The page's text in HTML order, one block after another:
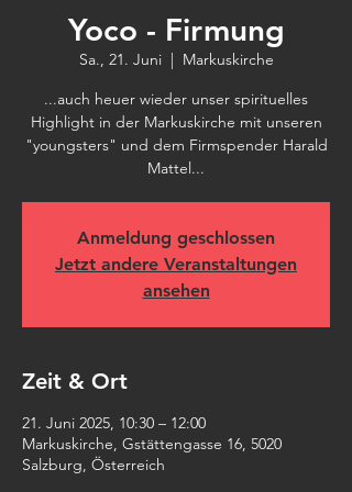
Yoco - Firmung
Sa., 21. Juni
  |
Markuskirche
...auch heuer wieder unser spirituelles
Highlight in der Markuskirche mit unseren
"youngsters" und dem Firmspender Harald
Mattel...
Anmeldung geschlossen
Jetzt andere Veranstaltungen
ansehen
Zeit & Ort
21. Juni 2025, 10:30 – 12:00
Markuskirche, Gstättengasse 16, 5020
Salzburg, Österreich